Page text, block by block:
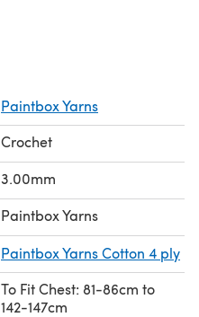
Paintbox Yarns
Crochet
3.00mm
Paintbox Yarns
Paintbox Yarns Cotton 4 ply
To Fit Chest: 81-86cm to
142-147cm